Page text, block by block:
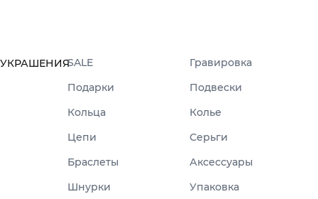
УКРАШЕНИЯSALE
Гравировка
Подарки
Подвески
Кольца
Колье
Цепи
Серьги
Браслеты
Аксессуары
Шнурки
Упаковка